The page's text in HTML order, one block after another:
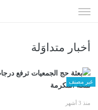
الى
أخبار متداوَلة
غير مصنف
منذ 3 أشهر